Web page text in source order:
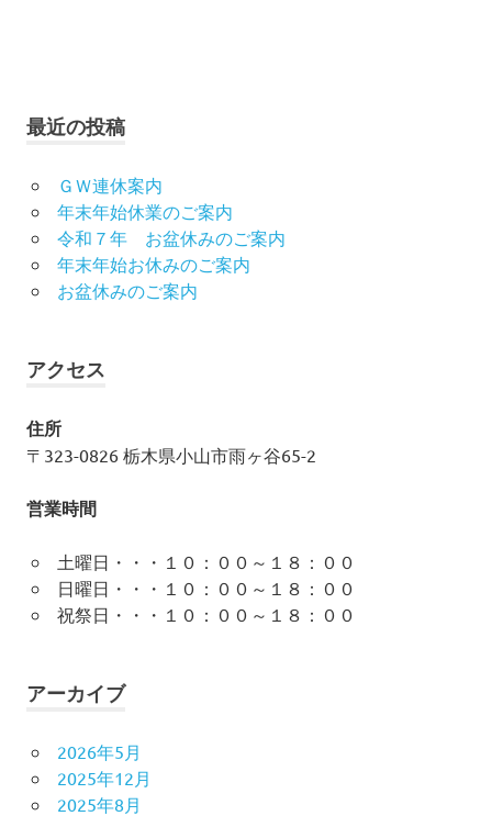
最近の投稿
ＧＷ連休案内
年末年始休業のご案内
令和７年 お盆休みのご案内
年末年始お休みのご案内
お盆休みのご案内
アクセス
住所
〒323-0826 栃木県小山市雨ヶ谷65-2
営業時間
土曜日・・・１０：００～１８：００
日曜日・・・１０：００～１８：００
祝祭日・・・１０：００～１８：００
アーカイブ
2026年5月
2025年12月
2025年8月